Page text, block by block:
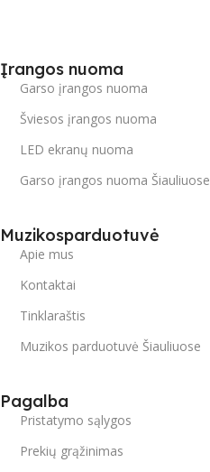
Įrangos nuoma
Garso įrangos nuoma
Šviesos įrangos nuoma
LED ekranų nuoma
Garso įrangos nuoma Šiauliuose
Muzikosparduotuvė
Apie mus
Kontaktai
Tinklaraštis
Muzikos parduotuvė Šiauliuose
Pagalba
Pristatymo sąlygos
Prekių grąžinimas